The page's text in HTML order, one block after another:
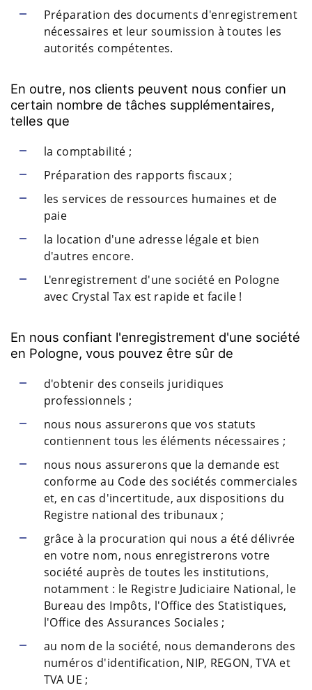
Préparation des documents d'enregistrement
nécessaires et leur soumission à toutes les
autorités compétentes.
En outre, nos clients peuvent nous confier un
certain nombre de tâches supplémentaires,
telles que
la comptabilité ;
Préparation des rapports fiscaux ;
les services de ressources humaines et de
paie
la location d'une adresse légale et bien
d'autres encore.
L'enregistrement d'une société en Pologne
avec Crystal Tax est rapide et facile !
En nous confiant l'enregistrement d'une société
en Pologne, vous pouvez être sûr de
d'obtenir des conseils juridiques
professionnels ;
nous nous assurerons que vos statuts
contiennent tous les éléments nécessaires ;
nous nous assurerons que la demande est
conforme au Code des sociétés commerciales
et, en cas d'incertitude, aux dispositions du
Registre national des tribunaux ;
grâce à la procuration qui nous a été délivrée
en votre nom, nous enregistrerons votre
société auprès de toutes les institutions,
notamment : le Registre Judiciaire National, le
Bureau des Impôts, l'Office des Statistiques,
l'Office des Assurances Sociales ;
au nom de la société, nous demanderons des
numéros d'identification, NIP, REGON, TVA et
TVA UE ;